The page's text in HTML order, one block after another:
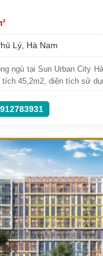
Lý, Hà Nam
ngủ tại Sun Urban City
45,2m2, diện tích sử